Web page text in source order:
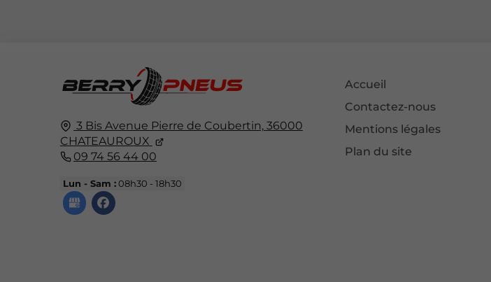
3 Bis Avenue Pierre de Coubertin, 36000
CHATEAUROUX
09 74 56 44 00
Lun - Sam :08h30 - 18h30
Accueil
Contactez-nous
Mentions légales
Plan du site